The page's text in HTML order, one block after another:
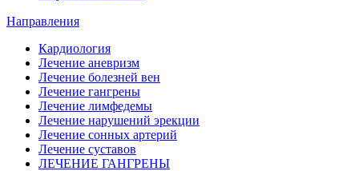
Направления
Кардиология
Лечение аневризм
Лечение болезней вен
Лечение гангрены
Лечение лимфедемы
Лечение нарушений эрекции
Лечение сонных артерий
Лечение суставов
ЛЕЧЕНИЕ ГАНГРЕНЫ